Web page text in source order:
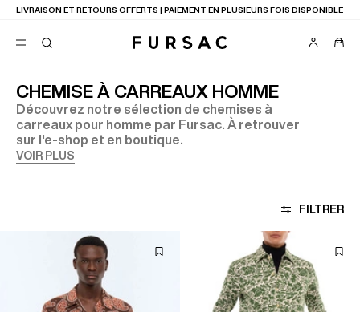
LIVRAISON ET RETOURS OFFERTS | PAIEMENT EN PLUSIEURS FOIS DISPONIBLE
CHEMISE À CARREAUX HOMME
Découvrez notre sélection de chemises à
carreaux pour homme par Fursac. À retrouver
sur l'e-shop et en boutique.
VOIR PLUS
FILTRER
FAVORIS
COSTUMES
PANTALONS
BLOUSONS